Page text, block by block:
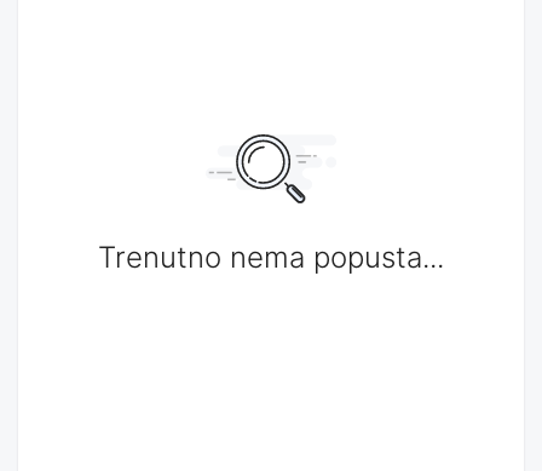
Trenutno nema popusta...